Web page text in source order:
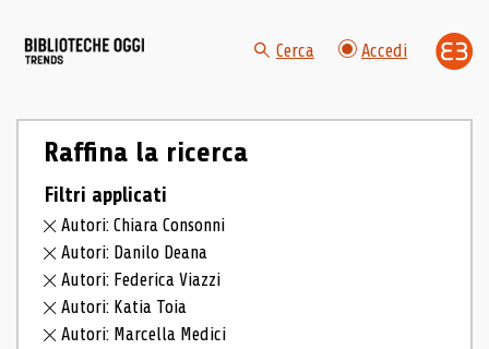
Cerca Accedi
Raffina la ricerca
Filtri applicati
Autori: Chiara Consonni
Autori: Danilo Deana
Autori: Federica Viazzi
Autori: Katia Toia
Autori: Marcella Medici